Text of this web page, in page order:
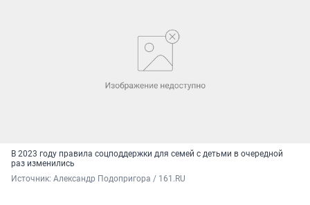
В 2023 году правила соцподдержки для семей с детьми в очередной
раз изменились
Источник: Александр Подопригора / 161.RU